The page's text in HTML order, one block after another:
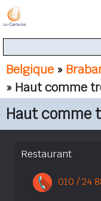
Belgique »
» Haut comme
Haut comme
Restaurant
010 / 24